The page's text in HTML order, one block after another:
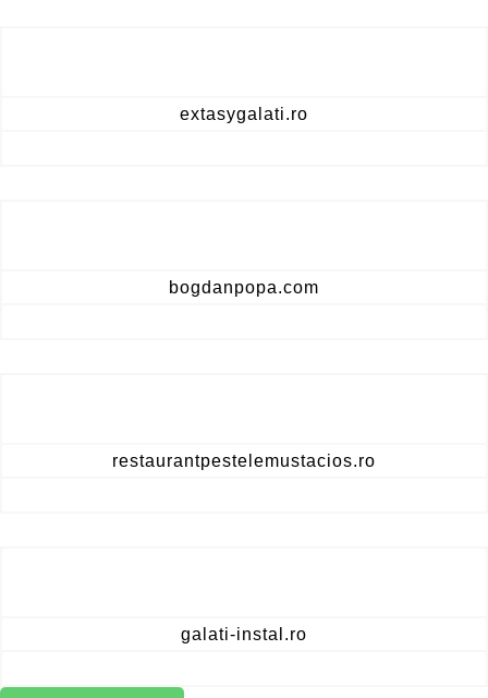
extasygalati.ro
bogdanpopa.com
restaurantpestelemustacios.ro
galati-instal.ro